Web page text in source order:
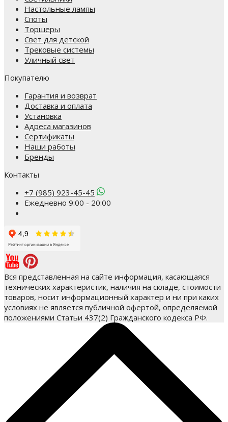
Настольные лампы
Споты
Торшеры
Свет для детской
Трековые системы
Уличный свет
Покупателю
Гарантия и возврат
Доставка и оплата
Установка
Адреса магазинов
Сертификаты
Наши работы
Бренды
Контакты
+7 (985) 923-45-45
Ежедневно 9:00 - 20:00
Вся представленная на сайте информация, касающаяся
технических характеристик, наличия на складе, стоимости
товаров, носит информационный характер и ни при каких
условиях не является публичной офертой, определяемой
положениями Статьи 437(2) Гражданского кодекса РФ.